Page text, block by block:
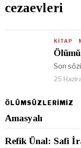
cezaevleri
KITAP ·
Son
25
ÖLÜMSÜZLERİMİZ
Amasyalı
Refik Ünal: Safi